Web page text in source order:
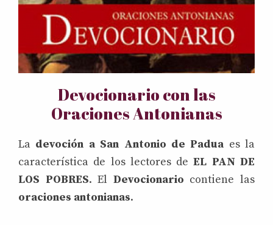
Devocionario con las
Oraciones Antonianas
La devoción a San Antonio de Padua es la
característica de los lectores deEL PAN DE
LOS POBRES. El Devocionario contiene las
oraciones antonianas.